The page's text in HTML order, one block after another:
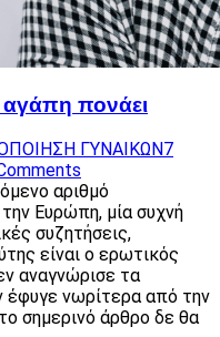
πονάει
ΓΥΝΑΙΚΩΝ7
αριθμό
Ευρώπη, μία συχνή
συζητήσεις,
είναι ο ερωτικός
αναγνώρισε τα
έφυγε νωρίτερα από την
σημερινό άρθρο δε θα